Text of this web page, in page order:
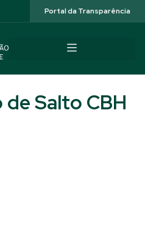
Portal da Transparência
Salto CBH